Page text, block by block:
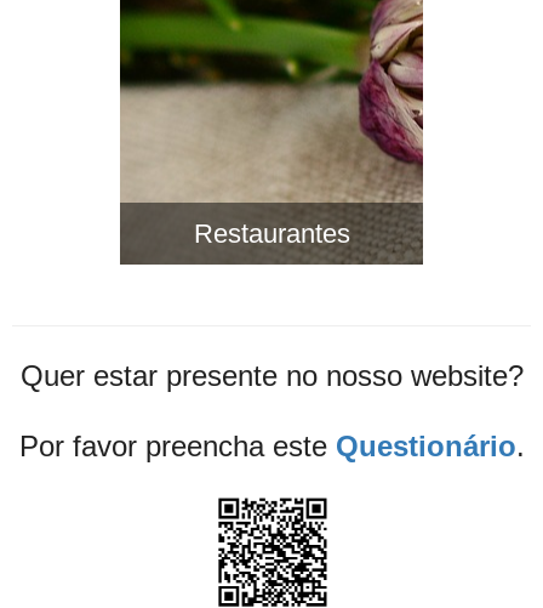
Restaurantes
Quer estar presente no nosso website?
Por favor preencha este Questionário.